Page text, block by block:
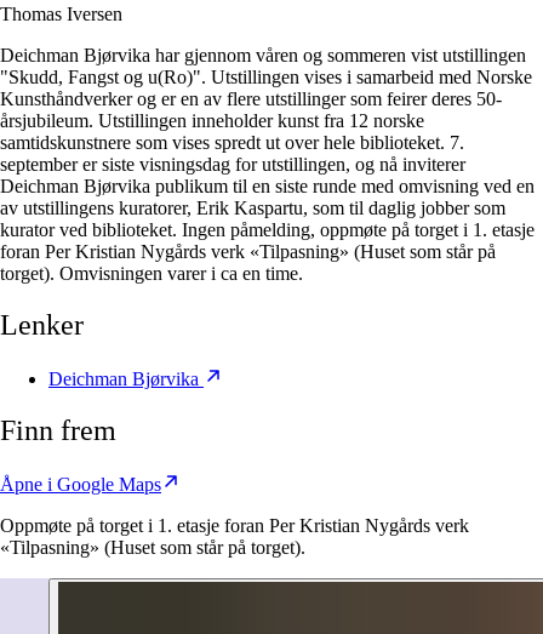
Thomas Iversen
Deichman Bjørvika har gjennom våren og sommeren vist utstillingen
"Skudd, Fangst og u(Ro)". Utstillingen vises i samarbeid med Norske
Kunsthåndverker og er en av flere utstillinger som feirer deres 50-
årsjubileum. Utstillingen inneholder kunst fra 12 norske
samtidskunstnere som vises spredt ut over hele biblioteket. 7.
september er siste visningsdag for utstillingen, og nå inviterer
Deichman Bjørvika publikum til en siste runde med omvisning ved en
av utstillingens kuratorer, Erik Kaspartu, som til daglig jobber som
kurator ved biblioteket. Ingen påmelding, oppmøte på torget i 1. etasje
foran Per Kristian Nygårds verk «Tilpasning» (Huset som står på
torget). Omvisningen varer i ca en time.
Lenker
Deichman Bjørvika
Finn frem
Åpne i Google Maps
Oppmøte på torget i 1. etasje foran Per Kristian Nygårds verk
«Tilpasning» (Huset som står på torget).